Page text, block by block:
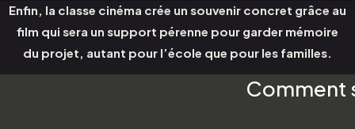
Enfin, la classe cinéma crée un souvenir concret grâce au
film qui sera un support pérenne pour garder mémoire
du projet, autant pour l’école que pour les familles.
Comment